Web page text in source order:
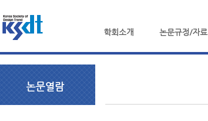
학회소개 논문규정/자료
논문열람